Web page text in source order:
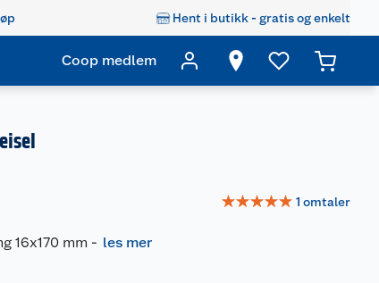
Hent i butikk - gratis og enkelt
Coop medlem
☆☆☆☆☆ 1 omtaler
16x170 mm - les mer